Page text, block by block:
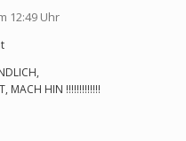
12:49 Uhr
MACH HIN !!!!!!!!!!!!!